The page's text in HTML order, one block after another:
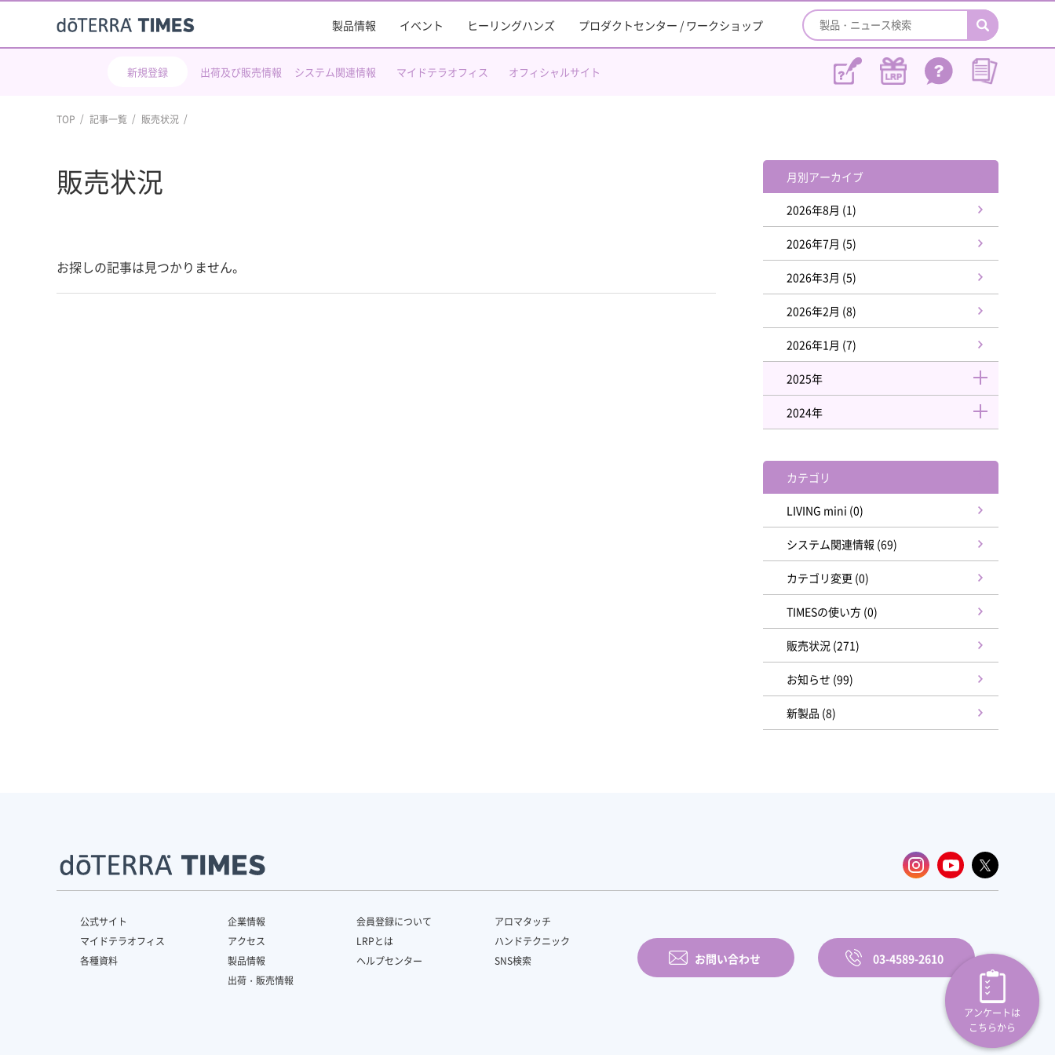
製品情報 イベント ヒーリングハンズ プロダクトセンター / ワークショップ
新規登録 出荷及び販売情報 システム関連情報 マイドテラオフィス オフィシャルサイト
TOP 記事一覧 販売状況
販売状況
お探しの記事は見つかりません。
月別アーカイブ
2026年8月 (1)
2026年7月 (5)
2026年3月 (5)
2026年2月 (8)
2026年1月 (7)
2025年
2024年
カテゴリ
LIVING mini (0)
システム関連情報 (69)
カテゴリ変更 (0)
TIMESの使い方 (0)
販売状況 (271)
お知らせ (99)
新製品 (8)
公式サイト
マイドテラオフィス
各種資料
企業情報
アクセス
製品情報
出荷・販売情報
会員登録について
LRPとは
ヘルプセンター
アロマタッチ
ハンドテクニック
SNS検索
お問い合わせ 03-4589-2610
アンケートは
こちらから